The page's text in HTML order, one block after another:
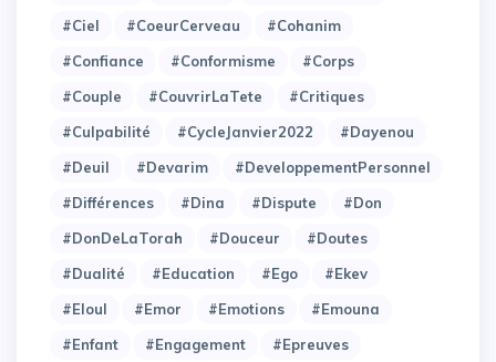
#Ciel
#CoeurCerveau
#Cohanim
#Confiance
#Conformisme
#Corps
#Couple
#CouvrirLaTete
#Critiques
#Culpabilité
#CycleJanvier2022
#Dayenou
#Deuil
#Devarim
#DeveloppementPersonnel
#Différences
#Dina #Dispute
#Don
#DonDeLaTorah
#Douceur
#Doutes
#Dualité
#Education #Ego
#Ekev
#Eloul
#Emor #Emotions
#Emouna
#Enfant
#Engagement
#Epreuves